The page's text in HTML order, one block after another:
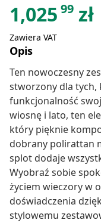
1,025 99 zł
Zawiera VAT
Opis
Ten nowoczesny
stworzony dla tych,
funkcjonalność
wiosnę i lato, ten
który pięknie
dobrany polirattan
splot dodaje
Wyobraź sobie
życiem wieczory w
doświadczenia
stylowemu